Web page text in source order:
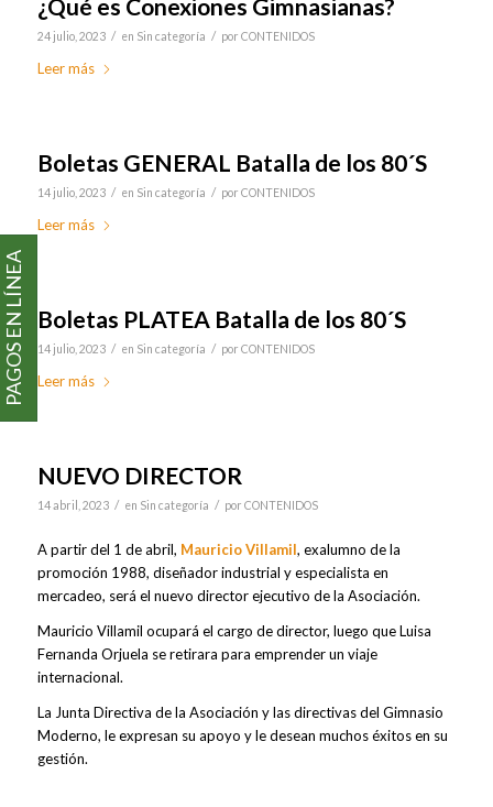
¿Qué es Conexiones Gimnasianas?
24 julio, 2023 / en Sin categoría / por CONTENIDOS
Leer más
Boletas GENERAL Batalla de los 80´S
14 julio, 2023 / en Sin categoría / por CONTENIDOS
Leer más
Boletas PLATEA Batalla de los 80´S
14 julio, 2023 / en Sin categoría / por CONTENIDOS
Leer más
NUEVO DIRECTOR
14 abril, 2023 / en Sin categoría / por CONTENIDOS
A partir del 1 de abril, Mauricio Villamil, exalumno de la
promoción 1988, diseñador industrial y especialista en
mercadeo, será el nuevo director ejecutivo de la Asociación.
Mauricio Villamil ocupará el cargo de director, luego que Luisa
Fernanda Orjuela se retirara para emprender un viaje
internacional.
La Junta Directiva de la Asociación y las directivas del Gimnasio
Moderno, le expresan su apoyo y le desean muchos éxitos en su
gestión.
PAGOS EN LÍNEA